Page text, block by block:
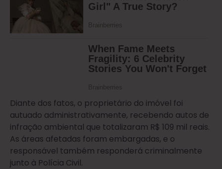
Diante dos fatos, o proprietário do imóvel foi
autuado administrativamente, recebendo autos de
infração ambiental que totalizaram R$ 109 mil reais.
As áreas afetadas foram embargadas, e o
responsável também responderá criminalmente
junto à Polícia Civil.